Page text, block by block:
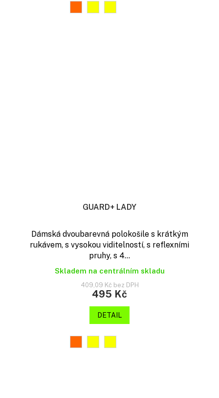
GUARD+ LADY
Dámská dvoubarevná polokošile s krátkým
rukávem, s vysokou viditelností, s reflexními
pruhy, s 4...
Skladem na centrálním skladu
409,09 Kč bez DPH
495 Kč
DETAIL